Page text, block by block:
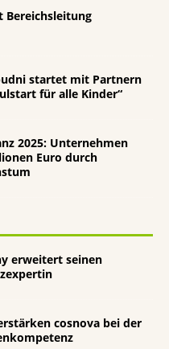
Bereichsleitung
startet mit Partnern
für alle Kinder“
2025: Unternehmen
Euro durch
erweitert seinen
cosnova bei der